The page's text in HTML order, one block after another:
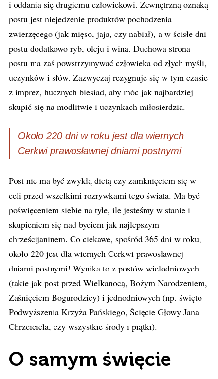
i oddania się drugiemu człowiekowi. Zewnętrzną oznaką
postu jest niejedzenie produktów pochodzenia
zwierzęcego (jak mięso, jaja, czy nabiał), a w ścisłe dni
postu dodatkowo ryb, oleju i wina. Duchowa strona
postu ma zaś powstrzymywać człowieka od złych myśli,
uczynków i słów. Zazwyczaj rezygnuje się w tym czasie
z imprez, hucznych biesiad, aby móc jak najbardziej
skupić się na modlitwie i uczynkach miłosierdzia.
Około 220 dni w roku jest dla wiernych
Cerkwi prawosławnej dniami postnymi
Post nie ma być zwykłą dietą czy zamknięciem się w
celi przed wszelkimi rozrywkami tego świata. Ma być
poświęceniem siebie na tyle, ile jesteśmy w stanie i
skupieniem się nad byciem jak najlepszym
chrześcijaninem. Co ciekawe, spośród 365 dni w roku,
około 220 jest dla wiernych Cerkwi prawosławnej
dniami postnymi! Wynika to z postów wielodniowych
(takie jak post przed Wielkanocą, Bożym Narodzeniem,
Zaśnięciem Bogurodzicy) i jednodniowych (np. święto
Podwyższenia Krzyża Pańskiego, Ścięcie Głowy Jana
Chrzciciela, czy wszystkie środy i piątki).
O samym święcie